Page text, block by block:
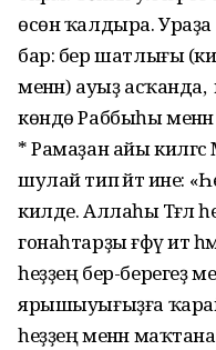
өсөн ҡалдыра.
бар: бер шатлығы
менән) ауыҙ асҡанда,
көндө Раббыһы
* Рамаҙан айы килгәс
шулай тип әйтә ине:
килде. Аллаһы Тәғәлә
гонаһтарҙы ғәфү итә
һеҙҙең бер-берегеҙ
ярышыуығыҙға ҡарай
һеҙҙең менән